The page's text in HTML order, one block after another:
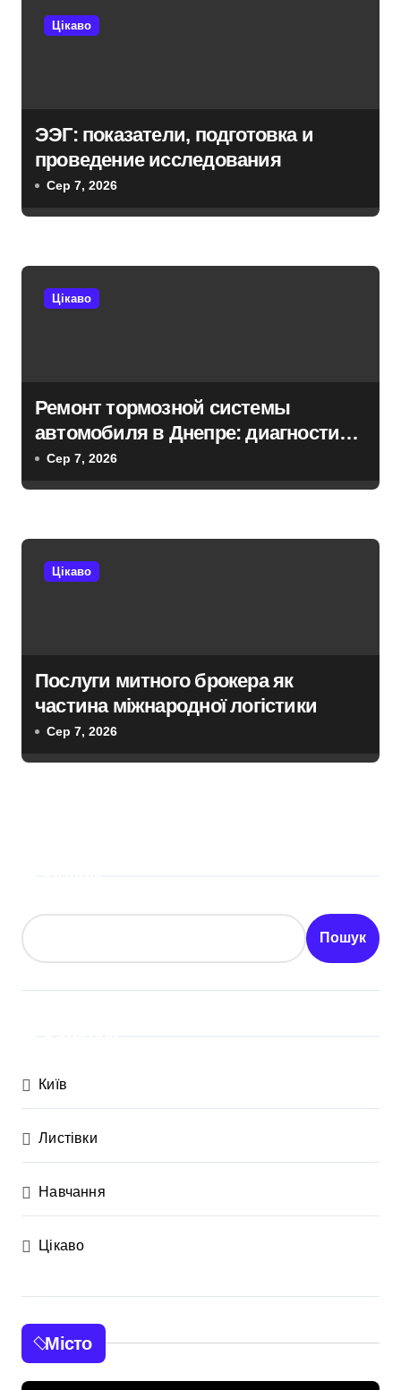
п
с
Цікаво
ЭЭГ: показатели, подготовка и
проведение исследования
Сер 7, 2026
Цікаво
Ремонт тормозной системы
автомобиля в Днепре: диагностика,
обслуживание и замена деталей
Сер 7, 2026
Цікаво
Послуги митного брокера як
частина міжнародної логістики
Сер 7, 2026
Пошук
Київ
Листівки
Навчання
Цікаво
Місто